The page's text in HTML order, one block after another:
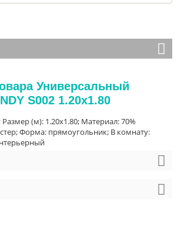
Универсальный
S002 1.20x1.80
(м): 1.20x1.80; Материал: 70%
Форма: прямоугольник; В комнату: